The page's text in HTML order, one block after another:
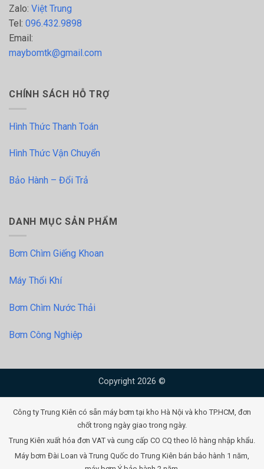
Zalo: Việt Trung
Tel: 096.432.9898
Email:
maybomtk@gmail.com
CHÍNH SÁCH HỖ TRỢ
Hình Thức Thanh Toán
Hình Thức Vận Chuyển
Bảo Hành – Đổi Trả
DANH MỤC SẢN PHẨM
Bơm Chìm Giếng Khoan
Máy Thổi Khí
Bơm Chìm Nước Thải
Bơm Công Nghiệp
Copyright 2026 ©
Công ty Trung Kiên có sẵn máy bơm tại kho Hà Nội và kho TP.HCM, đơn
chốt trong ngày giao trong ngày.
Trung Kiên xuất hóa đơn VAT và cung cấp CO CQ theo lô hàng nhập khẩu.
Máy bơm Đài Loan và Trung Quốc do Trung Kiên bán bảo hành 1 năm,